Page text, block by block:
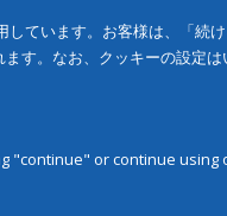
ています。お客様は、「続
す。なお、クッキーの設定は
or continue